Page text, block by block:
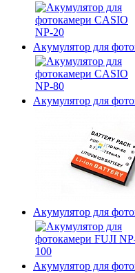
Акумулятор для
Акумулятор для
Акумулятор для
Акумулятор для